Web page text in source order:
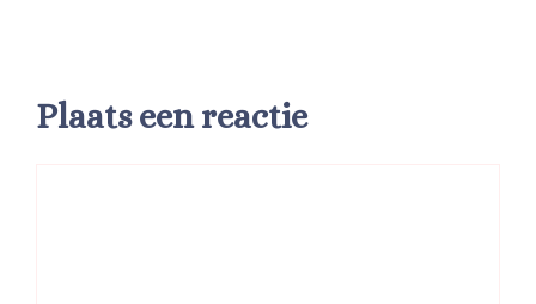
Plaats een reactie